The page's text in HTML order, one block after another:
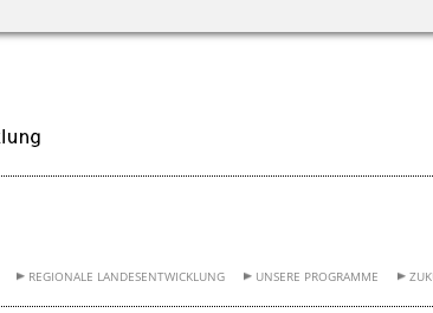
REGIONALE LANDESENTWICKLUNG UNSERE PROGRAMME